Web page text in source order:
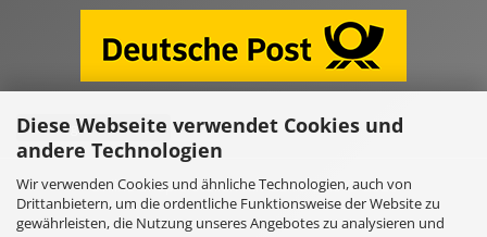
Diese Webseite verwendet Cookies und
andere Technologien
Wir verwenden Cookies und ähnliche Technologien, auch von
Drittanbietern, um die ordentliche Funktionsweise der Website zu
gewährleisten, die Nutzung unseres Angebotes zu analysieren und
Vertrag widerrufen
Online Shop erstellenmit Gambio.de © 2026